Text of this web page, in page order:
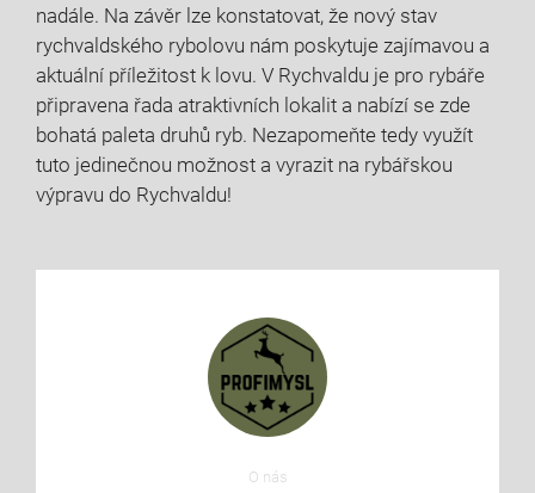
nadále. Na závěr lze‍ konstatovat,⁢ že nový stav​
rychvaldského ⁤rybolovu nám poskytuje zajímavou a
aktuální příležitost k lovu. V Rychvaldu je ⁢pro rybáře
připravena řada atraktivních ‍lokalit a nabízí se zde⁣
bohatá paleta druhů ryb. Nezapomeňte tedy využít
tuto jedinečnou⁤ možnost a vyrazit ‍na rybářskou
výpravu do ⁤Rychvaldu!
O nás